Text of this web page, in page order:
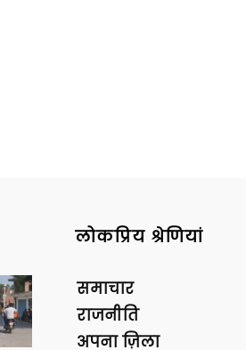
लोकप्रिय श्रेणियां
समाचार
राजनीति
अपना ज़िला